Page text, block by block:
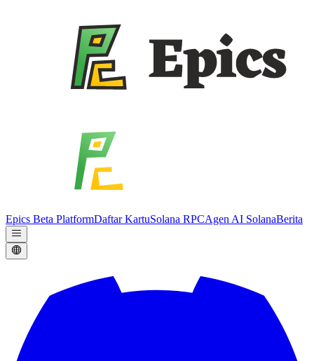
Epics Beta PlatformDaftar KartuSolana RPCAgen AI SolanaBerita